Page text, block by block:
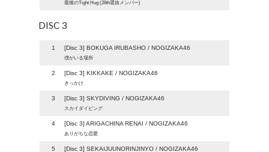
最後のTight Hug (28th選抜メンバー)
DISC 3
1 [Disc 3] BOKUGA IRUBASHO / NOGIZAKA46
僕がいる場所
2 [Disc 3] KIKKAKE / NOGIZAKA46
きっかけ
3 [Disc 3] SKYDIVING / NOGIZAKA46
スカイダイビング
4 [Disc 3] ARIGACHINA RENAI / NOGIZAKA46
ありがちな恋愛
5 [Disc 3] SEKAIJUUNORINJINYO / NOGIZAKA46